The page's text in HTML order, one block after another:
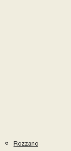
Rozzano